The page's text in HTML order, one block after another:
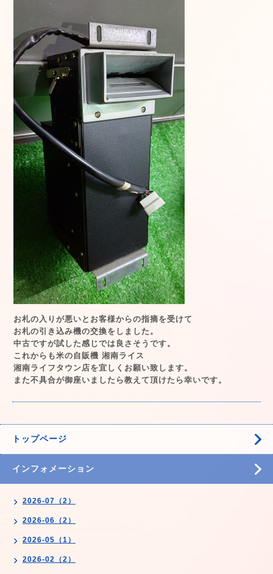
お札の入りが悪いとお客様からの指摘を受けて
お札の引き込み機の交換をしました。
中古ですが試した感じでは良さそうです。
これからも米の自販機 湘南ライス
湘南ライフタウン店を宜しくお願い致します。
また不具合が御座いましたら教えて頂けたら幸いです。
トップページ
インフォメーション
2026-07（2）
2026-06（2）
2026-05（1）
2026-02（2）